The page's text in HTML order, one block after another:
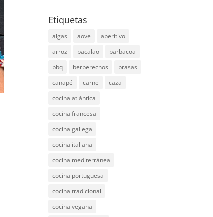
Etiquetas
algas aove
aperitivo
arroz
bacalao
barbacoa
bbq
berberechos
brasas
canapé
carne
caza
cocina atlántica
cocina francesa
cocina gallega
cocina italiana
cocina mediterránea
cocina portuguesa
cocina tradicional
cocina vegana